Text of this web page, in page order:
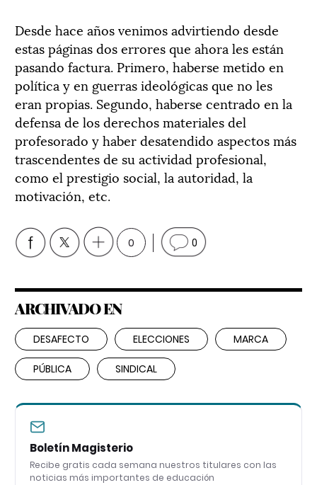
Desde hace años venimos advirtiendo desde
estas páginas dos errores que ahora les están
pasando factura. Primero, haberse metido en
política y en guerras ideológicas que no les
eran propias. Segundo, haberse centrado en la
defensa de los derechos materiales del
profesorado y haber desatendido aspectos más
trascendentes de su actividad profesional,
como el prestigio social, la autoridad, la
motivación, etc.
0 0
ARCHIVADO EN
DESAFECTO ELECCIONES MARCA
PÚBLICA SINDICAL
Boletín Magisterio
Recibe gratis cada semana nuestros titulares con las
noticias más importantes de educación